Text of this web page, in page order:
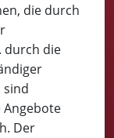
die durch
durch die
Angebote
Der